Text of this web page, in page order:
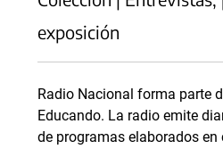
exposición
Radio Nacional forma parte
Educando. La radio emite
de programas elaborados